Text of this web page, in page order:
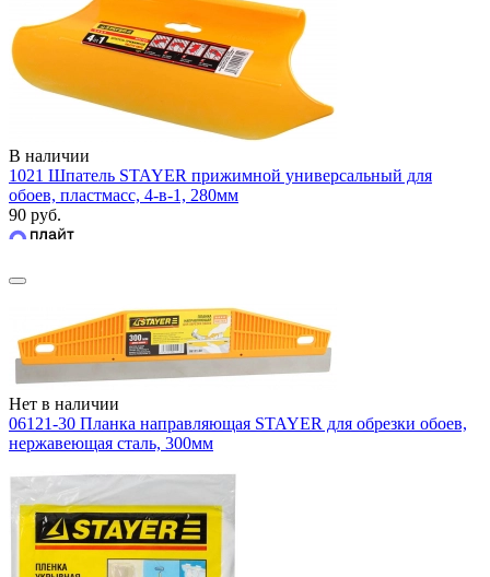
В наличии
1021 Шпатель STAYER прижимной универсальный для
обоев, пластмасс, 4-в-1, 280мм
90 руб.
Нет в наличии
06121-30 Планка направляющая STAYER для обрезки обоев,
нержавеющая сталь, 300мм